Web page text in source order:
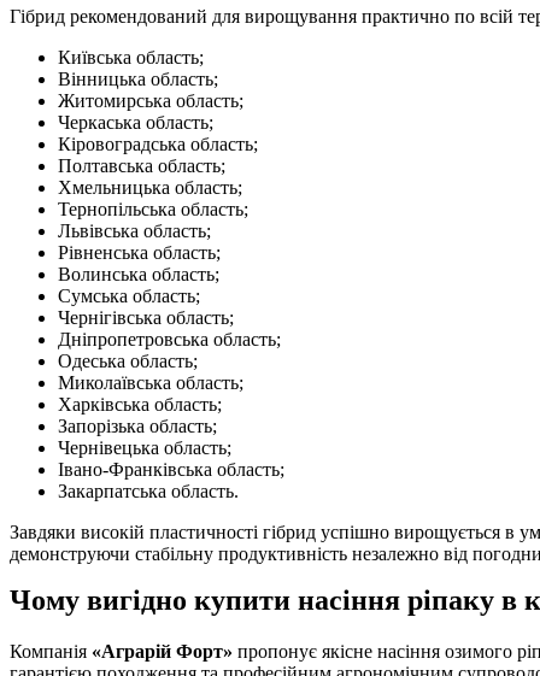
Гібрид рекомендований для вирощування практично по всій
Київська область;
Вінницька область;
Житомирська область;
Черкаська область;
Кіровоградська область;
Полтавська область;
Хмельницька область;
Тернопільська область;
Львівська область;
Рівненська область;
Волинська область;
Сумська область;
Чернігівська область;
Дніпропетровська область;
Одеська область;
Миколаївська область;
Харківська область;
Запорізька область;
Чернівецька область;
Івано-Франківська область;
Закарпатська область.
Завдяки високій пластичності гібрид успішно вирощується в
демонструючи стабільну продуктивність незалежно від
Чому вигідно купити насіння ріпаку в
Компанія «Аграрій Форт» пропонує якісне насіння озимого